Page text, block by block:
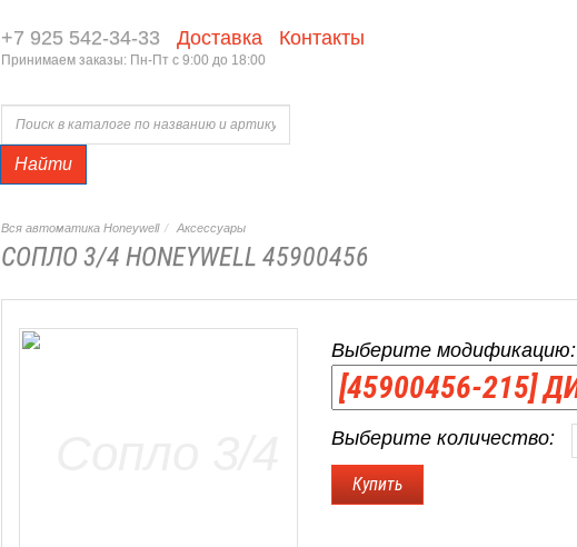
+7 925 542-34-33 Доставка Контакты
Принимаем заказы: Пн-Пт с 9:00 до 18:00
Найти
Вся автоматика Honeywell Аксессуары
СОПЛО 3/4 HONEYWELL 45900456
Выберите модификацию:
Выберите количество: